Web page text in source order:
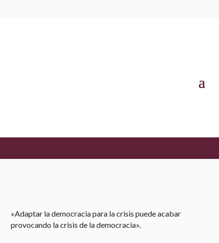
​»Adaptar la democracia para la crisis puede acabar
provocando la crisis de la democracia».